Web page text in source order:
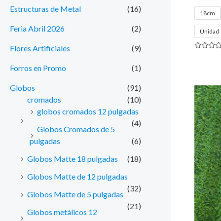
Estructuras de Metal (16)
Feria Abril 2026 (2)
Flores Artificiales (9)
Forros en Promo (1)
Globos
(91)
cromados
(10)
globos cromados 12 pulgadas
(4)
Globos Cromados de 5
pulgadas
(6)
Globos Matte 18 pulgadas
(18)
Globos Matte de 12 pulgadas
(32)
Globos Matte de 5 pulgadas
(21)
Globos metálicos 12
18cm
Unidad